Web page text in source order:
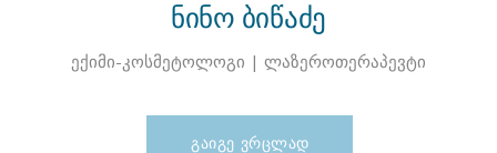
ნინო ბიწაძე
ექიმი-კოსმეტოლოგი | ლაზეროთერაპევტი
ᲒᲐᲘᲒᲔ ᲕᲠᲪᲚᲐᲓ